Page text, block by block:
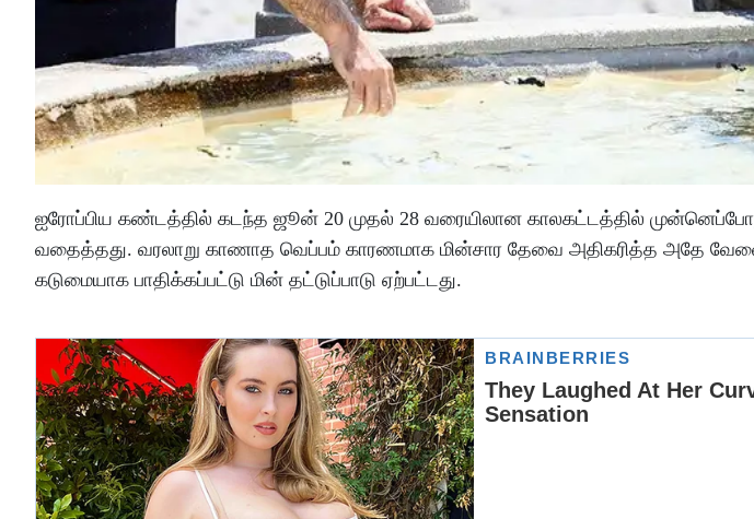
ஐரோப்பிய கண்டத்தில் கடந்த ஜூன் 20 முதல் 28 வரையிலான காலகட்டத்தில்
வதைத்தது. வரலாறு காணாத வெப்பம் காரணமாக மின்சார தேவை அதிகரித்த அதே
கடுமையாக பாதிக்கப்பட்டு மின் தட்டுப்பாடு ஏற்பட்டது.